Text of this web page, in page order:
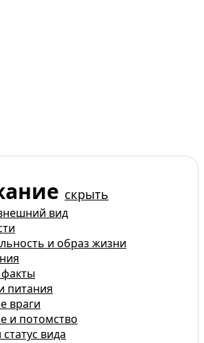
скрыть
вид
и образ жизни
питания
враги
и потомство
вида